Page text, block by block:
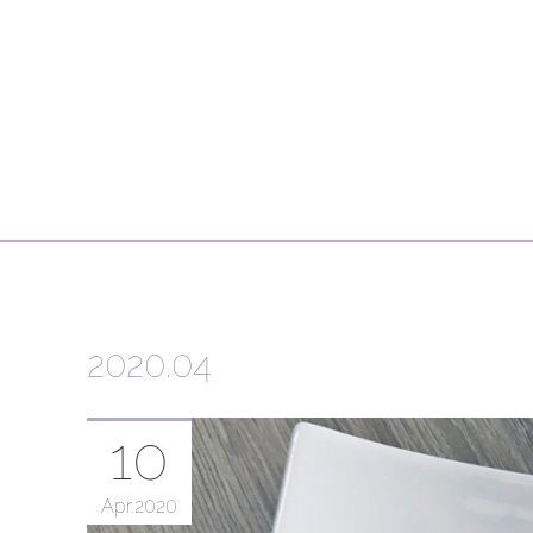
2020.04
10
Apr 2020